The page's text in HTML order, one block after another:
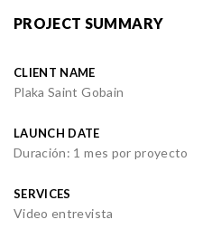
PROJECT SUMMARY
CLIENT NAME
Plaka Saint Gobain
LAUNCH DATE
Duración: 1 mes por proyecto
SERVICES
Video entrevista